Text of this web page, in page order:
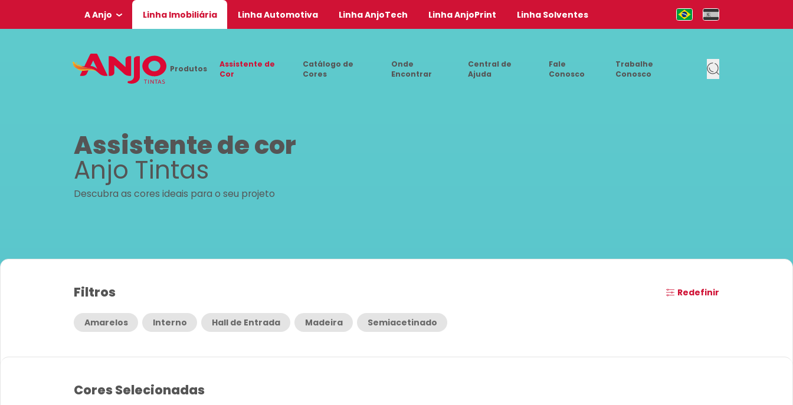
A Anjo Linha Imobiliária Linha Automotiva Linha AnjoTech Linha AnjoPrint
Linha Solventes
Produtos
Assistente de
Cor
Catálogo de
Cores
Onde
Encontrar
Central de
Ajuda
Fale
Conosco
Trabalhe
Conosco
Assistente de cor
Anjo Tintas
Descubra as cores ideais para o seu projeto
Filtros Redefinir
Amarelos Interno Hall de Entrada Madeira Semiacetinado
Cores Selecionadas